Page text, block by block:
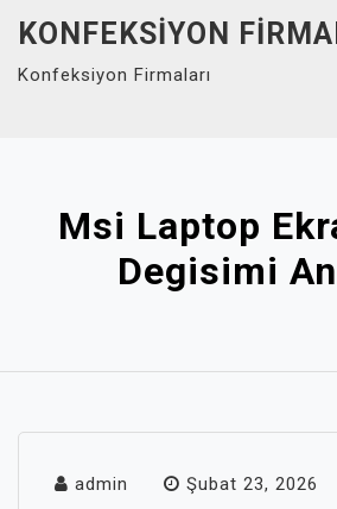
content
KONFEKSIYON
Konfeksiyon Firmaları
Msi Laptop
Degisimi
admin Şubat 23, 2026